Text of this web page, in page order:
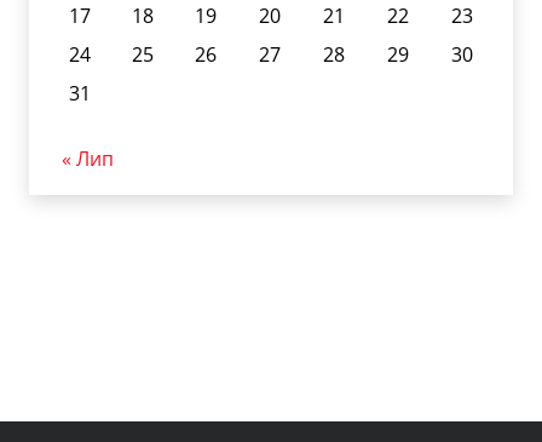
17
18 19 20 21 22
23
24
25 26 27 28 29
30
31
« Лип